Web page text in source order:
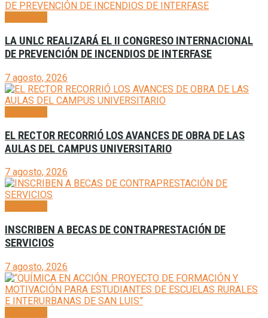
LA UNLC REALIZARÁ EL II CONGRESO INTERNACIONAL
DE PREVENCIÓN DE INCENDIOS DE INTERFASE
7 agosto, 2026
EL RECTOR RECORRIÓ LOS AVANCES DE OBRA DE LAS
AULAS DEL CAMPUS UNIVERSITARIO
7 agosto, 2026
INSCRIBEN A BECAS DE CONTRAPRESTACIÓN DE
SERVICIOS
7 agosto, 2026